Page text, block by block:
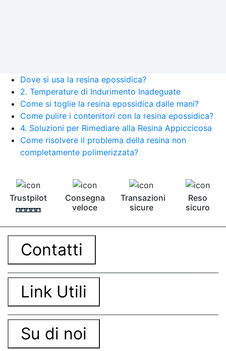
Dove si usa la resina epossidica?
2. Temperature di Indurimento Inadeguate
Come si toglie la resina epossidica dalle mani?
Come pulire i contenitori con la resina epossidica?
4. Soluzioni per Rimediare alla Resina Appiccicosa
Come risolvere il problema della resina non
completamente polimerizzata?
Trustpilot
Consegna
veloce
Transazioni
sicure
Reso
sicuro
Contatti
Link Utili
Su di noi